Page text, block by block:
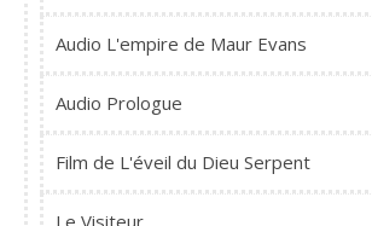
Audio L'empire de Maur Evans
Audio Prologue
Film de L'éveil du Dieu Serpent